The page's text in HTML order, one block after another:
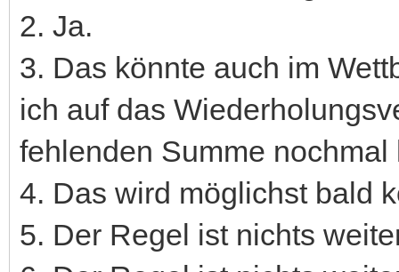
2. Ja.
3. Das könnte auch im
ich auf das
fehlenden Summe nochmal
4. Das wird möglichst bald
5. Der Regel ist nichts